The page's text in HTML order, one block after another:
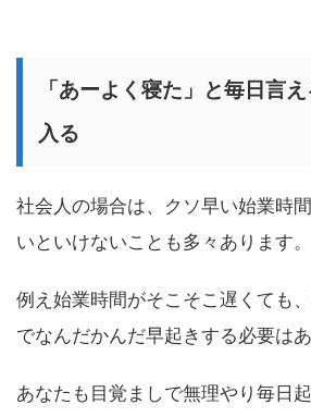
「あーよく寝た」と毎日言
入る
社会人の場合は、クソ早い始業時
いといけないことも多々あります。
例え始業時間がそこそこ遅くても
でなんだかんだ早起きする必要はあ
あなたも目覚ましで無理やり毎日